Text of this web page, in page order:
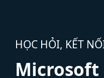
HỌC HỎI, KẾT
Microsoft